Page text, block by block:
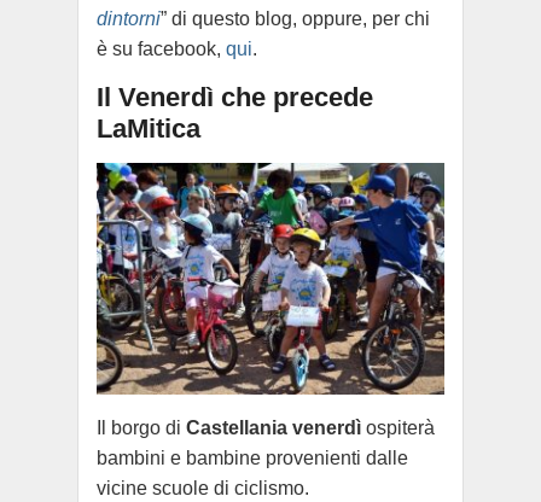
dintorni” di questo blog, oppure, per chi
è su facebook, qui.
Il Venerdì che precede
LaMitica
Il borgo di Castellania venerdì ospiterà
bambini e bambine provenienti dalle
vicine scuole di ciclismo.